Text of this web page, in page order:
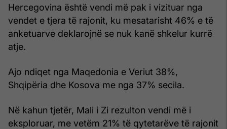
Hercegovina është vendi më pak i vizituar nga
vendet e tjera të rajonit, ku mesatarisht 46% e të
anketuarve deklarojnë se nuk kanë shkelur kurrë
atje.
Ajo ndiqet nga Maqedonia e Veriut 38%,
Shqipëria dhe Kosova me nga 37% secila.
Në kahun tjetër, Mali i Zi rezulton vendi më i
eksploruar, me vetëm 21% të qytetarëve të rajonit